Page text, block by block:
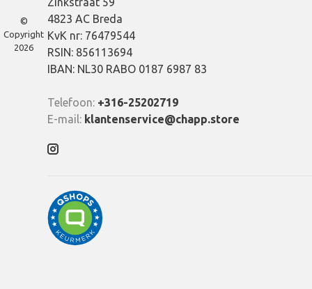
4823 AC Breda
KvK nr: 76479544
RSIN: 856113694
IBAN: NL30 RABO 0187 6987 83
Telefoon: +316-25202719
E-mail: klantenservice@chapp.store
©
Copyright
2026